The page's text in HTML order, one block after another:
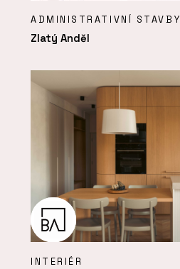
ADMINISTRATIVNÍ STAVBY
Zlatý Anděl
INTERIÉR